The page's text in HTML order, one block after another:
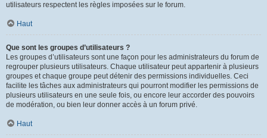
utilisateurs respectent les règles imposées sur le forum.
Haut
Que sont les groupes d’utilisateurs ?
Les groupes d’utilisateurs sont une façon pour les administrateurs du forum de
regrouper plusieurs utilisateurs. Chaque utilisateur peut appartenir à plusieurs
groupes et chaque groupe peut détenir des permissions individuelles. Ceci
facilite les tâches aux administrateurs qui pourront modifier les permissions de
plusieurs utilisateurs en une seule fois, ou encore leur accorder des pouvoirs
de modération, ou bien leur donner accès à un forum privé.
Haut